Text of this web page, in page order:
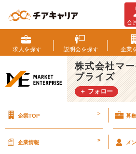
式
会
社
マ
ー
ケ
ッ
ン
会
求人を探す 説明会を探す 企業
株式会社マ
プライズ
＋ フォロー
企業TOP > 募集
企業情報 > メ